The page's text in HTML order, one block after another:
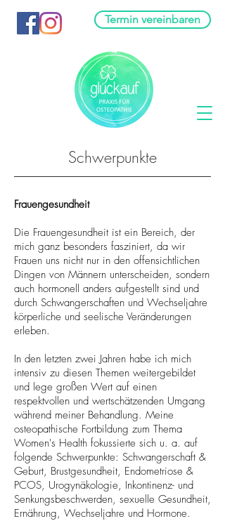
Termin vereinbaren
Schwerpunkte
Frauengesundheit
Die Frauengesundheit ist ein Bereich, der
mich ganz besonders fasziniert, da wir
Frauen uns nicht nur in den offensichtlichen
Dingen von Männern unterscheiden, sondern
auch hormonell anders aufgestellt sind und
durch Schwangerschaften und Wechseljahre
körperliche und seelische Veränderungen
erleben.
In den letzten zwei Jahren habe ich mich
intensiv zu diesen Themen weitergebildet
und lege großen Wert auf einen
respektvollen und wertschätzenden Umgang
während meiner Behandlung. Meine
osteopathische Fortbildung zum Thema
Women's Health fokussierte sich u. a. auf
folgende Schwerpunkte: Schwangerschaft &
Geburt, Brustgesundheit, Endometriose &
PCOS, Urogynäkologie, Inkontinenz- und
Senkungsbeschwerden, sexuelle Gesundheit,
Ernährung, Wechseljahre und Hormone.